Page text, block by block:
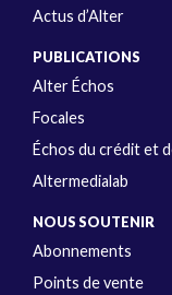
Actus d’Alter
PUBLICATIONS
Alter Échos
Focales
Échos du crédit et
Altermedialab
NOUS SOUTENIR
Abonnements
Points de vente